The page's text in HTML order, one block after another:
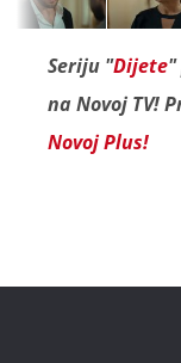
Seriju "Dijete"
na Novoj TV!
Novoj Plus!